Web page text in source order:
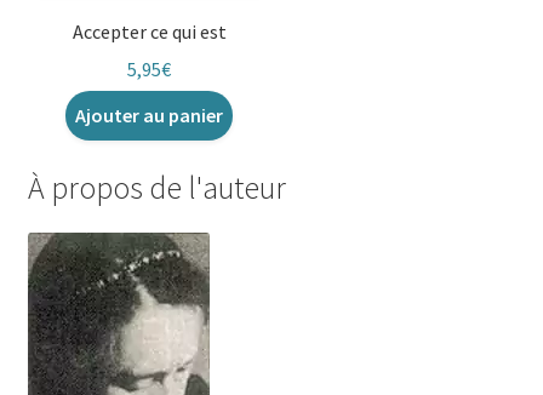
Accepter ce qui est
5,95€
Ajouter au panier
À propos de l'auteur